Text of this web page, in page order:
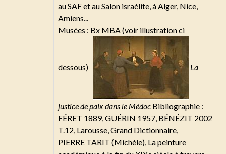
au SAF et au Salon israélite, à Alger, Nice,
Amiens...
Musées : Bx MBA (voir illustration ci
dessous) La
justice de paix dans le Médoc Bibliographie :
FÉRET 1889, GUÉRIN 1957, BÉNÉZIT 2002
T.12, Larousse, Grand Dictionnaire,
PIERRE TARIT (Michèle), La peinture